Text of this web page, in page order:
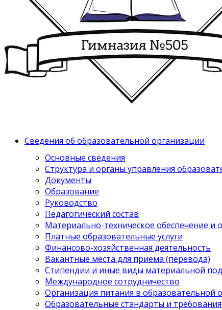
Сведения об образовательной организации
Основные сведения
Структура и органы управления
Документы
Образование
Руководство
Педагогический состав
Материально-техническое обеспечение и
Платные образовательные услуги
Финансово-хозяйственная деятельность
Вакантные места для приёма (перевода)
Стипендии и иные виды материальной
Международное сотрудничество
Организация питания в образовательной
Образовательные стандарты и требования